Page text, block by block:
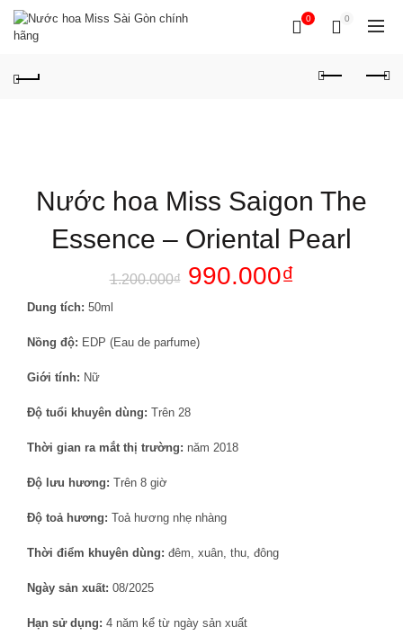
0 0
Nước hoa Miss Saigon The
Essence – Oriental Pearl
1.200.000₫ 990.000₫
Dung tích: 50ml
Nồng độ: EDP (Eau de parfume)
Giới tính: Nữ
Độ tuổi khuyên dùng: Trên 28
Thời gian ra mắt thị trường: năm 2018
Độ lưu hương: Trên 8 giờ
Độ toả hương: Toả hương nhẹ nhàng
Thời điểm khuyên dùng: đêm, xuân, thu, đông
Ngày sản xuất: 08/2025
Hạn sử dụng: 4 năm kể từ ngày sản xuất